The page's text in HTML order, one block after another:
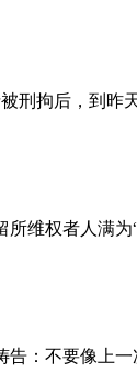
刑拘后，到
维权者人满
：不要像上一